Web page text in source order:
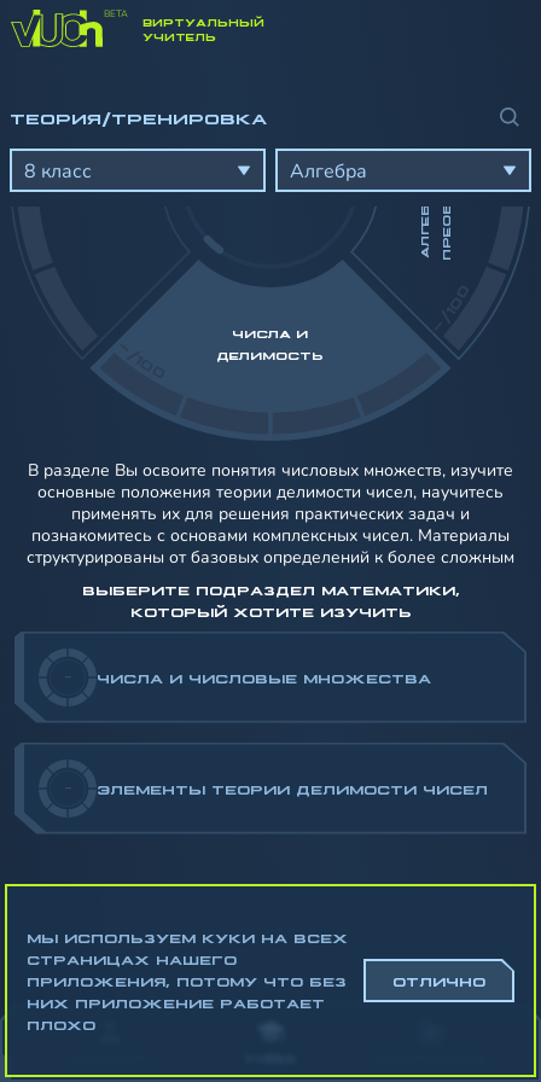
ВИРТУАЛЬНЫЙ
УЧИТЕЛЬ
8 класс Алгебра
ТЕОРИЯ/ТРЕНИРОВКА А
Л
Г
Е
Б
Р
А
И
Ч
Е
С
К
И
Е
П
Р
Е
О
Б
Р
А
З
О
В
А
Н
ИЯ
ЧИСЛА И
ДЕЛИМОСТЬ
- ЧИСЛА И ЧИСЛОВЫЕ МНОЖЕСТВА
- ЭЛЕМЕНТЫ ТЕОРИИ ДЕЛИМОСТИ ЧИСЕЛ
ВЫБЕРИТЕ ПОДРАЗДЕЛ МАТЕМАТИКИ,
КОТОРЫЙ ХОТИТЕ ИЗУЧИТЬ
В разделе Вы освоите понятия числовых множеств, изучите
основные положения теории делимости чисел, научитесь
применять их для решения практических задач и
познакомитесь с основами комплексных чисел. Материалы
структурированы от базовых определений к более сложным
Математика
Геометрия
МЫ ИСПОЛЬЗУЕМ КУКИ НА ВСЕХ
СТРАНИЦАХ НАШЕГО
ПРИЛОЖЕНИЯ, ПОТОМУ ЧТО БЕЗ
НИХ ПРИЛОЖЕНИЕ РАБОТАЕТ
ПЛОХО
ОТЛИЧНО